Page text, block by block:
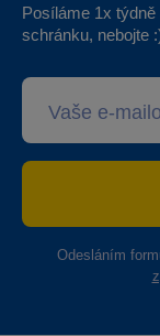
Posíláme 1x
schránku, nebojte
Odesláním